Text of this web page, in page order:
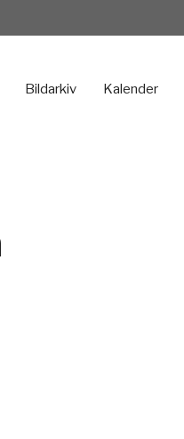
Bildarkiv Kalender